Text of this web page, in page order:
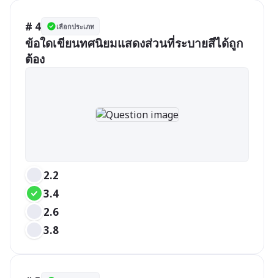
# 4 เลือกประเภท
ข้อใดเขียนทศนิยมแสดงส่วนที่ระบายสีได้ถูก
ต้อง
2.2
3.4
2.6
3.8